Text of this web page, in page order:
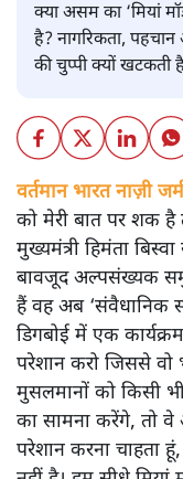
क्या असम का ‘मियां
है? नागरिकता,
की चुप्पी क्यों खटकती
वर्तमान भारत नाज़ी
को मेरी बात पर शक है
मुख्यमंत्री हिमंता
बावजूद अल्पसंख्यक
हैं वह अब ‘संवैधानिक
डिगबोई में एक
परेशान करो जिससे वो
मुसलमानों को किसी
का सामना करेंगे, तो
परेशान करना चाहता